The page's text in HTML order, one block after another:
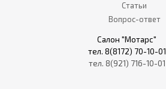
Статьи
Вопрос-ответ
Салон "Мотарс"
тел. 8(8172) 70-10-01
тел. 8(921) 716-10-01